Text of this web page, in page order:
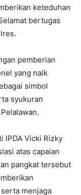
keteduhan
bertugas
pemberian
yang naik
simbol
syukuran
IPDA Vicki Rizky
atas capaian
pangkat tersebut
menjaga